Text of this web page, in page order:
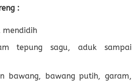
:
mendidih
tepung sagu, aduk sampai
bawang, bawang putih, garam,